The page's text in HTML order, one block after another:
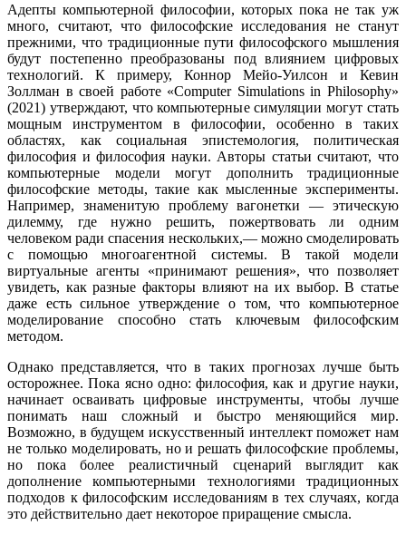
Адепты компьютерной философии, которых пока не так уж
много, считают, что философские исследования не станут
прежними, что традиционные пути философского мышления
будут постепенно преобразованы под влиянием цифровых
технологий. К примеру, Коннор Мейо-Уилсон и Кевин
Золлман в своей работе «Computer Simulations in Philosophy»
(2021) утверждают, что компьютерные симуляции могут стать
мощным инструментом в философии, особенно в таких
областях, как социальная эпистемология, политическая
философия и философия науки. Авторы статьи считают, что
компьютерные модели могут дополнить традиционные
философские методы, такие как мысленные эксперименты.
Например, знаменитую проблему вагонетки — этическую
дилемму, где нужно решить, пожертвовать ли одним
человеком ради спасения нескольких,— можно смоделировать
с помощью многоагентной системы. В такой модели
виртуальные агенты «принимают решения», что позволяет
увидеть, как разные факторы влияют на их выбор. В статье
даже есть сильное утверждение о том, что компьютерное
моделирование способно стать ключевым философским
методом.
Однако представляется, что в таких прогнозах лучше быть
осторожнее. Пока ясно одно: философия, как и другие науки,
начинает осваивать цифровые инструменты, чтобы лучше
понимать наш сложный и быстро меняющийся мир.
Возможно, в будущем искусственный интеллект поможет нам
не только моделировать, но и решать философские проблемы,
но пока более реалистичный сценарий выглядит как
дополнение компьютерными технологиями традиционных
подходов к философским исследованиям в тех случаях, когда
это действительно дает некоторое приращение смысла.